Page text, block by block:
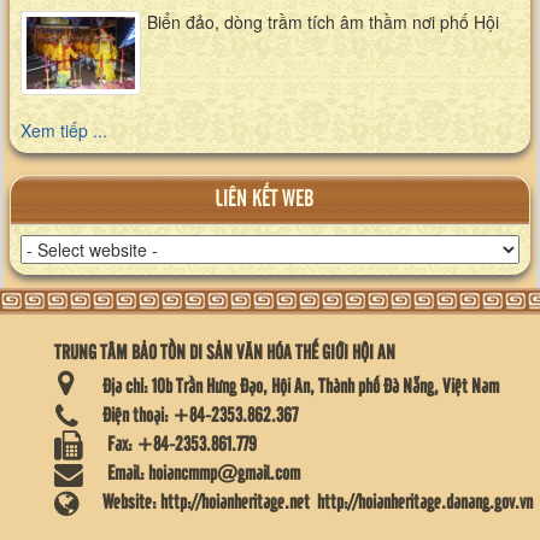
Biển đảo, dòng trầm tích âm thầm nơi phố Hội
Xem tiếp ...
LIÊN KẾT WEB
TRUNG TÂM BẢO TỒN DI SẢN VĂN HÓA THẾ GIỚI HỘI AN
Địa chỉ: 10b Trần Hưng Đạo, Hội An, Thành phố Đà Nẵng, Việt Nam
Điện thoại: +84-2353.862.367
Fax: +84-2353.861.779
Email: hoiancmmp@gmail.com
Website: http://hoianheritage.net http://hoianheritage.danang.gov.vn